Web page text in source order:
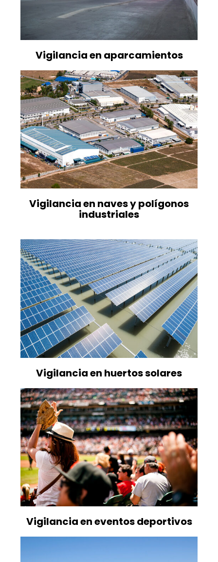
Vigilancia en aparcamientos
Vigilancia en naves y polígonos
industriales
Vigilancia en huertos solares
Vigilancia en eventos deportivos